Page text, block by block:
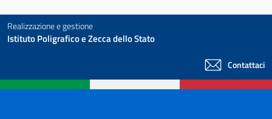
Realizzazione e gestione
Istituto Poligrafico e Zecca dello Stato
Contattaci